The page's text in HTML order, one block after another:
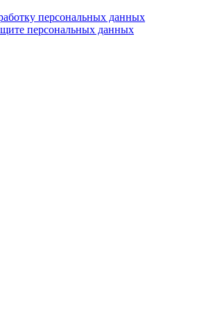
персональных данных
персональных данных